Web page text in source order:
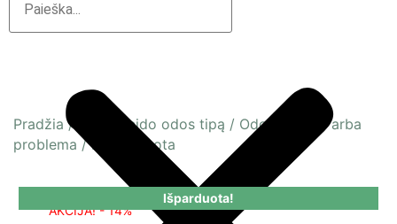
Pradžia/ Pagal veido odos tipą / Odos būsena arba
problema /Dehitratuota
AKCIJA! - 14%
Išparduota!